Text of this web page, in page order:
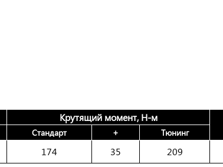
Крутящий момент, Н-м
Стандарт + Тюнинг
174 35 209